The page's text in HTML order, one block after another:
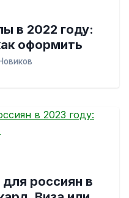
в 2022 году:
оформить
россиян в